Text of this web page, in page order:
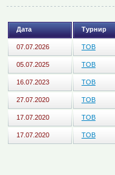
Дата Турнир
07.07.2026 ТОВ
05.07.2025 ТОВ
16.07.2023 ТОВ
27.07.2020 ТОВ
17.07.2020 ТОВ
17.07.2020 ТОВ